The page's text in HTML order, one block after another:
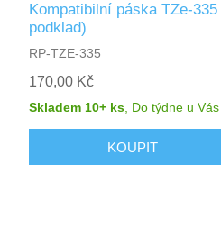
Kompatibilní páska TZe-
podklad)
RP-TZE-335
170,00 Kč
Skladem 10+ ks, Do týdne u Vás